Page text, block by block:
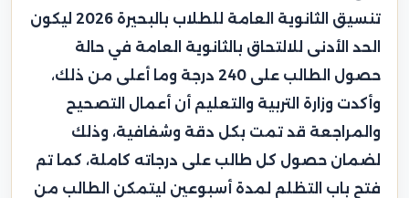
تنسيق الثانوية العامة للطلاب بالبحيرة 2026 ليكون
الحد الأدنى للالتحاق بالثانوية العامة في حالة
حصول الطالب على 240 درجة وما أعلى من ذلك،
وأكدت وزارة التربية والتعليم أن أعمال التصحيح
والمراجعة قد تمت بكل دقة وشفافية، وذلك
لضمان حصول كل طالب على درجاته كاملة، كما تم
فتح باب التظلم لمدة أسبوعين ليتمكن الطالب من